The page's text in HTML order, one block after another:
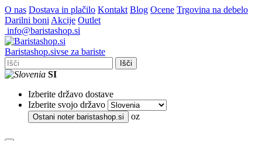
O nas Dostava in plačilo Kontakt Blog Ocene Trgovina na debelo
Darilni boni Akcije Outlet
info@baristashop.si
Baristashop.sivse za bariste
Išči
SI
Izberite državo dostave
Izberite svojo državo
Ostani noter baristashop.si oz